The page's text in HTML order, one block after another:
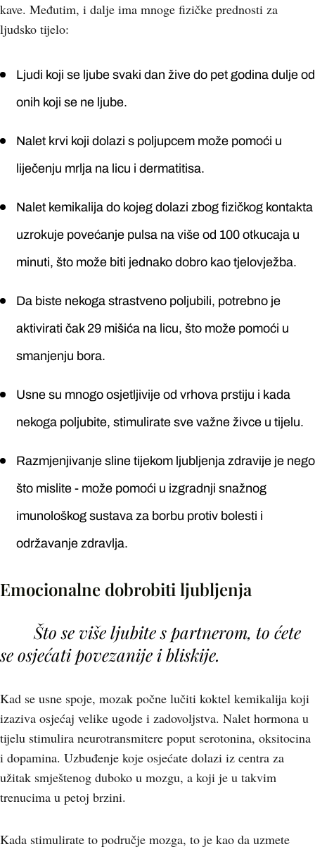
kave. Međutim, i dalje ima mnoge fizičke prednosti za
ljudsko tijelo:
Ljudi koji se ljube svaki dan žive do pet godina dulje od
onih koji se ne ljube.
Nalet krvi koji dolazi s poljupcem može pomoći u
liječenju mrlja na licu i dermatitisa.
Nalet kemikalija do kojeg dolazi zbog fizičkog kontakta
uzrokuje povećanje pulsa na više od 100 otkucaja u
minuti, što može biti jednako dobro kao tjelovježba.
Da biste nekoga strastveno poljubili, potrebno je
aktivirati čak 29 mišića na licu, što može pomoći u
smanjenju bora.
Usne su mnogo osjetljivije od vrhova prstiju i kada
nekoga poljubite, stimulirate sve važne živce u tijelu.
Razmjenjivanje sline tijekom ljubljenja zdravije je nego
što mislite - može pomoći u izgradnji snažnog
imunološkog sustava za borbu protiv bolesti i
održavanje zdravlja.
Emocionalne dobrobiti ljubljenja
Što se više ljubite s partnerom, to ćete
se osjećati povezanije i bliskije.
Kad se usne spoje, mozak počne lučiti koktel kemikalija koji
izaziva osjećaj velike ugode i zadovoljstva. Nalet hormona u
tijelu stimulira neurotransmitere poput serotonina, oksitocina
i dopamina. Uzbuđenje koje osjećate dolazi iz centra za
užitak smještenog duboko u mozgu, a koji je u takvim
trenucima u petoj brzini.
Kada stimulirate to područje mozga, to je kao da uzmete